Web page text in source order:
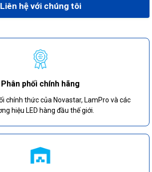
Liên hệ với chúng tôi
Phân phối chính hãng
chính thức của Novastar, LamPro và các
hiệu LED hàng đầu thế giới.